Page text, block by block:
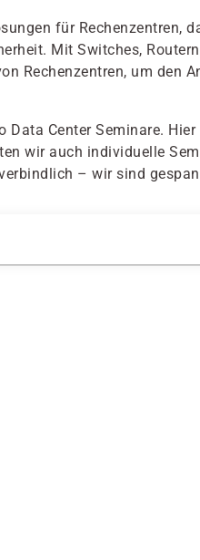
für Rechenzentren,
Mit Switches,
Rechenzentren, um den
Data Center Seminare.
wir auch individuelle
– wir sind